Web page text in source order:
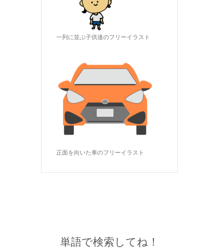
一列に並ぶ子供達のフリーイラスト
正面を向いた車のフリーイラスト
単語で検索してね！